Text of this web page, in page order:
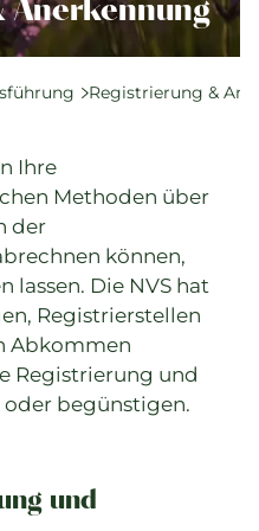
Anerkennung
Registrierung &
Ihre
Methoden über
der
können,
lassen. Die NVS hat
Registrierstellen
Abkommen
Registrierung und
begünstigen.
und